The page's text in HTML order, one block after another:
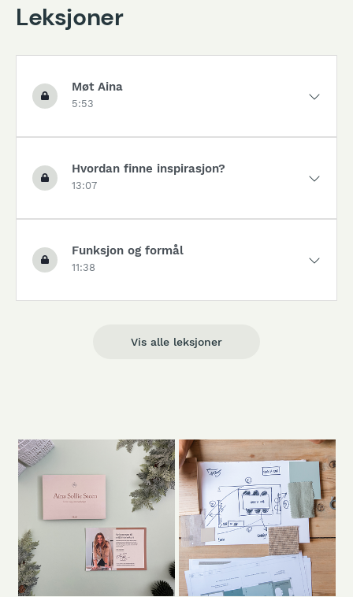
Leksjoner
Møt Aina
5:53
Hvordan finne inspirasjon?
13:07
Funksjon og formål
11:38
Vis alle leksjoner